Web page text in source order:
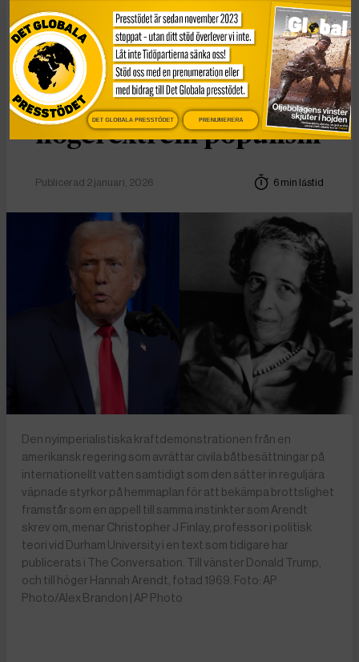
Essä
Vad Hanna Arendt kan
lära oss om
högerextrem populism
Publicerad 2 januari, 2026 6 min lästid
Den nyimperialistiska kraftdemonstrationen från en
amerikansk regering som avrättar civila båtbesättningar på
internationellt vatten samtidigt som den sätter in reguljära
väpnade styrkor på hemmaplan för att bekämpa brottslighet
framstår som en appell till samma instinkter som Arendt
skrev om, menar Christopher J Finlay, professor i politisk
teori vid Durham University i en text som tidigare har
publicerats i The Conversation. Till vänster Donald Trump,
och till höger Hannah Arendt, fotad 1969. Foto: AP
Photo/Alex Brandon | AP Photo
DET GLOBALA PRESSTÖDET PRENUMERERA